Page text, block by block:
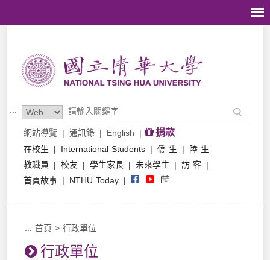
:::
網站導覽 | 通訊錄 | English | 捐款
在校生 | International Students | 僑 生 |
陸 生
教職員
| 校友 | 學生家長 | 未來學生 | 訪 客 |
首頁故事 | NTHU Today |
::: 首頁 >行政單位
行政單位